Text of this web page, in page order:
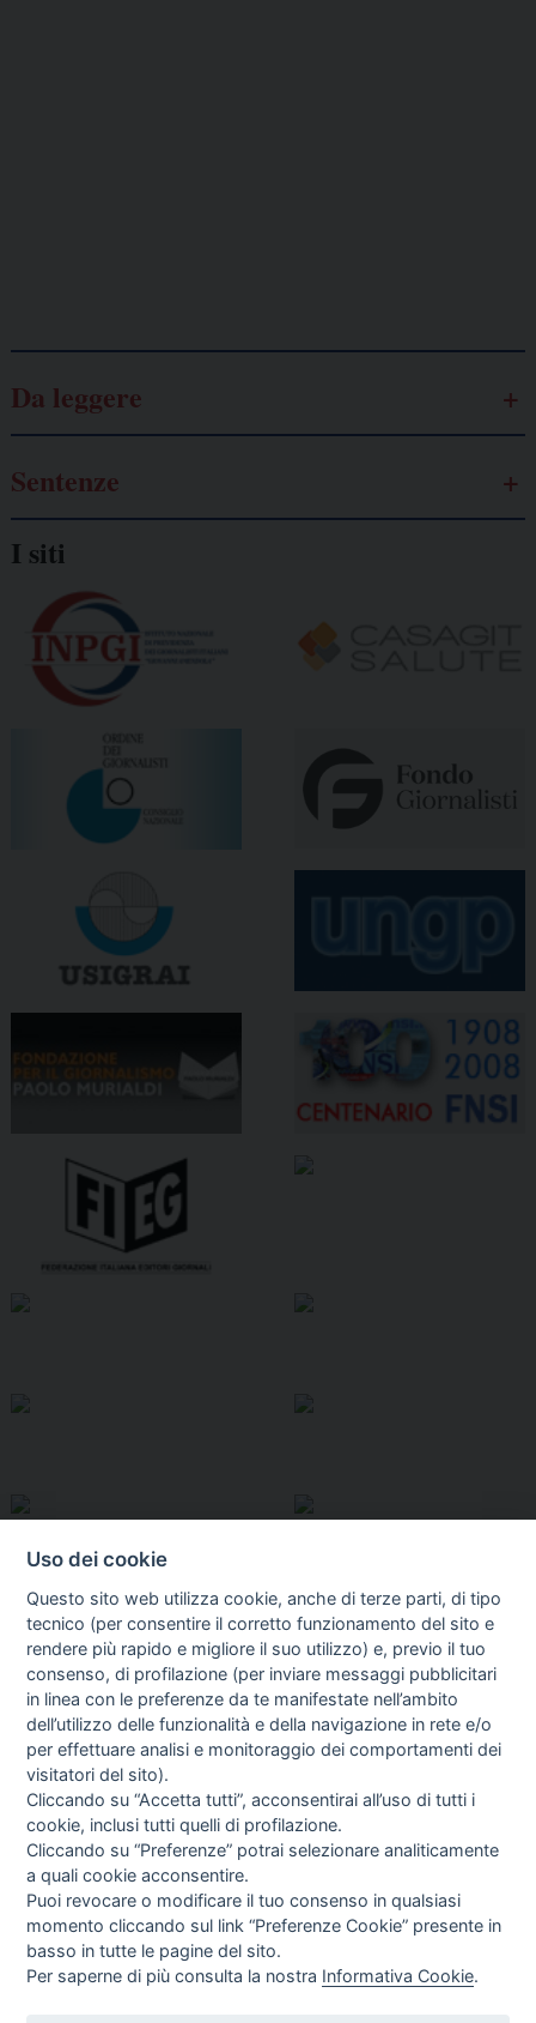
Da leggere
Sentenze
I siti
I libri Vedi tutti
Direttrice Responsabile: Alessandra Costante | Registrazione al Tribunale Civile
Uso dei cookie
Questo sito web utilizza cookie, anche di terze parti, di tipo
tecnico (per consentire il corretto funzionamento del sito e
rendere più rapido e migliore il suo utilizzo) e, previo il tuo
consenso, di profilazione (per inviare messaggi pubblicitari
in linea con le preferenze da te manifestate nell’ambito
dell’utilizzo delle funzionalità e della navigazione in rete e/o
per effettuare analisi e monitoraggio dei comportamenti dei
visitatori del sito).
Cliccando su “Accetta tutti”, acconsentirai all’uso di tutti i
cookie, inclusi tutti quelli di profilazione.
Cliccando su “Preferenze” potrai selezionare analiticamente
a quali cookie acconsentire.
Puoi revocare o modificare il tuo consenso in qualsiasi
momento cliccando sul link “Preferenze Cookie” presente in
basso in tutte le pagine del sito.
Per saperne di più consulta la nostra Informativa Cookie.